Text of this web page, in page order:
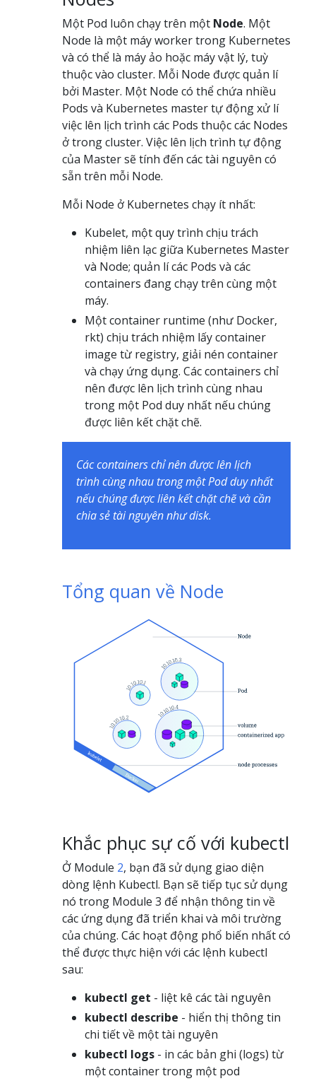
Một Pod luôn chạy trên một Node. Một
Node là một máy worker trong Kubernetes
và có thể là máy ảo hoặc máy vật lý, tuỳ
thuộc vào cluster. Mỗi Node được quản lí
bởi Master. Một Node có thể chứa nhiều
Pods và Kubernetes master tự động xử lí
việc lên lịch trình các Pods thuộc các Nodes
ở trong cluster. Việc lên lịch trình tự động
của Master sẽ tính đến các tài nguyên có
sẵn trên mỗi Node.
Mỗi Node ở Kubernetes chạy ít nhất:
Kubelet, một quy trình chịu trách
nhiệm liên lạc giữa Kubernetes Master
và Node; quản lí các Pods và các
containers đang chạy trên cùng một
máy.
Một container runtime (như Docker,
rkt) chịu trách nhiệm lấy container
image từ registry, giải nén container
và chạy ứng dụng. Các containers chỉ
nên được lên lịch trình cùng nhau
trong một Pod duy nhất nếu chúng
được liên kết chặt chẽ.
Các containers chỉ nên được lên lịch
trình cùng nhau trong một Pod duy nhất
nếu chúng được liên kết chặt chẽ và cần
chia sẻ tài nguyên như disk.
Tổng quan về Node
Khắc phục sự cố với kubectl
Ở Module 2, bạn đã sử dụng giao diện
dòng lệnh Kubectl. Bạn sẽ tiếp tục sử dụng
nó trong Module 3 để nhận thông tin về
các ứng dụng đã triển khai và môi trường
của chúng. Các hoạt động phổ biến nhất có
thể được thực hiện với các lệnh kubectl
sau:
kubectl get - liệt kê các tài nguyên
kubectl describe - hiển thị thông tin
chi tiết về một tài nguyên
kubectl logs - in các bản ghi (logs) từ
một container trong một pod